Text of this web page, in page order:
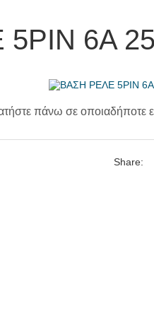
6A
πάνω σε οποιαδήποτε
Share: